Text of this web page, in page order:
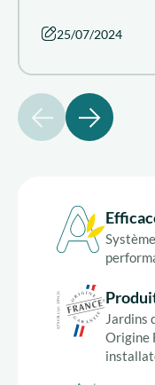
25/07/2024
précédentsuivant
Jardins
Origine